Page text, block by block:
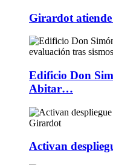
Girardot
Edificio Don
Abitar…
Activan